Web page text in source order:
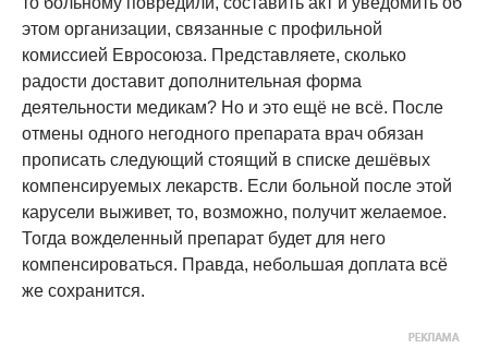
этом организации, связанные с профильной
комиссией Евросоюза. Представляете, сколько
радости доставит дополнительная форма
деятельности медикам? Но и это ещё не всё. После
отмены одного негодного препарата врач обязан
прописать следующий стоящий в списке дешёвых
компенсируемых лекарств. Если больной после этой
карусели выживет, то, возможно, получит желаемое.
Тогда вожделенный препарат будет для него
компенсироваться. Правда, небольшая доплата всё
же сохранится.